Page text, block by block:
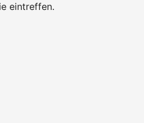
eintreffen.